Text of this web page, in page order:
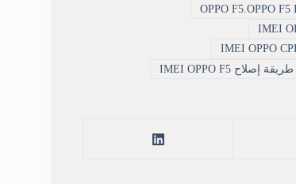
طريقة إصلاح IMEI OPPO F5